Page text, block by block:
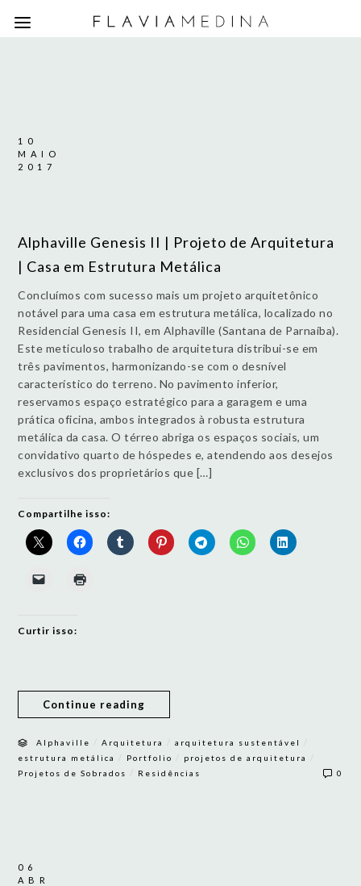
10
MAIO
2017
Alphaville Genesis II | Projeto de Arquitetura
| Casa em Estrutura Metálica
Concluímos com sucesso mais um projeto arquitetônico
notável para uma casa em estrutura metálica, localizado no
Residencial Genesis II, em Alphaville (Santana de Parnaíba).
Este meticuloso trabalho de arquitetura distribui-se em
três pavimentos, harmonizando-se com o desnível
característico do terreno. No pavimento inferior,
reservamos espaço estratégico para a garagem e uma
prática oficina, ambos integrados à robusta estrutura
metálica da casa. O térreo abriga os espaços sociais, um
convidativo quarto de hóspedes e, atendendo aos desejos
exclusivos dos proprietários que […]
Compartilhe isso:
Curtir isso:
Continue reading
Alphaville /Arquitetura /arquitetura sustentável
estrutura metálica Portfolio projetos de arquitetura
Projetos de Sobrados Residências 0
06
ABR